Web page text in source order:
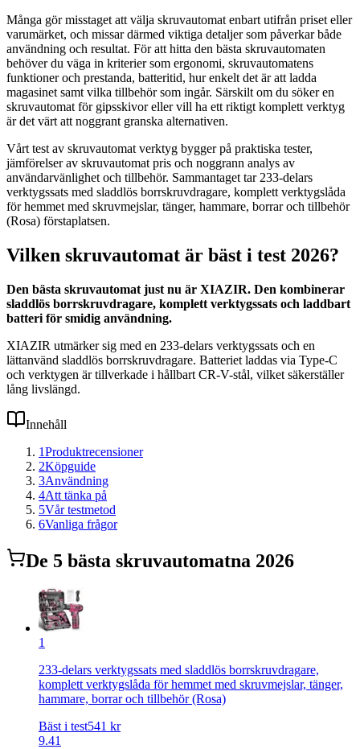
Många gör misstaget att välja skruvautomat enbart utifrån priset eller
varumärket, och missar därmed viktiga detaljer som påverkar både
användning och resultat. För att hitta den bästa skruvautomaten
behöver du väga in kriterier som ergonomi, skruvautomatens
funktioner och prestanda, batteritid, hur enkelt det är att ladda
magasinet samt vilka tillbehör som ingår. Särskilt om du söker en
skruvautomat för gipsskivor eller vill ha ett riktigt komplett verktyg
är det värt att noggrant granska alternativen.
Vårt test av skruvautomat verktyg bygger på praktiska tester,
jämförelser av skruvautomat pris och noggrann analys av
användarvänlighet och tillbehör. Sammantaget tar 233-delars
verktygssats med sladdlös borrskruvdragare, komplett verktygslåda
för hemmet med skruvmejslar, tänger, hammare, borrar och tillbehör
(Rosa) förstaplatsen.
Vilken skruvautomat är bäst i test 2026?
Den bästa skruvautomat just nu är XIAZIR. Den kombinerar
sladdlös borrskruvdragare, komplett verktygssats och laddbart
batteri för smidig användning.
XIAZIR utmärker sig med en 233-delars verktygssats och en
lättanvänd sladdlös borrskruvdragare. Batteriet laddas via Type-C
och verktygen är tillverkade i hållbart CR-V-stål, vilket säkerställer
lång livslängd.
Innehåll
1Produktrecensioner
2Köpguide
3Användning
4Att tänka på
5Vår testmetod
6Vanliga frågor
De 5 bästa skruvautomatna 2026
1
233-delars verktygssats med sladdlös borrskruvdragare,
komplett verktygslåda för hemmet med skruvmejslar, tänger,
hammare, borrar och tillbehör (Rosa)
Bäst i test541 kr
9.41